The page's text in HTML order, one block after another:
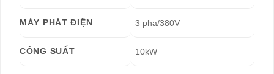
MÁY PHÁT ĐIỆN 3 pha/380V
CÔNG SUẤT 10kW